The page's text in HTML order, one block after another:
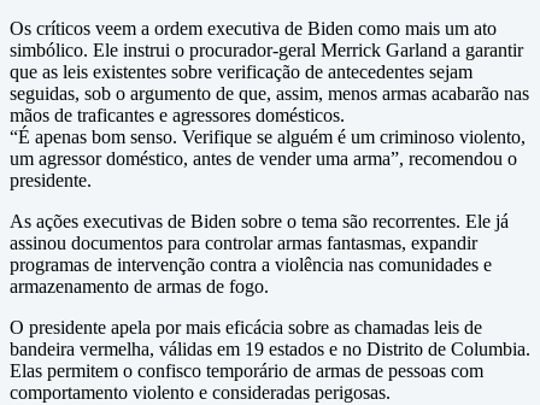
Os críticos veem a ordem executiva de Biden como mais um ato
simbólico. Ele instrui o procurador-geral Merrick Garland a garantir
que as leis existentes sobre verificação de antecedentes sejam
seguidas, sob o argumento de que, assim, menos armas acabarão nas
mãos de traficantes e agressores domésticos.
“É apenas bom senso. Verifique se alguém é um criminoso violento,
um agressor doméstico, antes de vender uma arma”, recomendou o
presidente.
As ações executivas de Biden sobre o tema são recorrentes. Ele já
assinou documentos para controlar armas fantasmas, expandir
programas de intervenção contra a violência nas comunidades e
armazenamento de armas de fogo.
O presidente apela por mais eficácia sobre as chamadas leis de
bandeira vermelha, válidas em 19 estados e no Distrito de Columbia.
Elas permitem o confisco temporário de armas de pessoas com
comportamento violento e consideradas perigosas.